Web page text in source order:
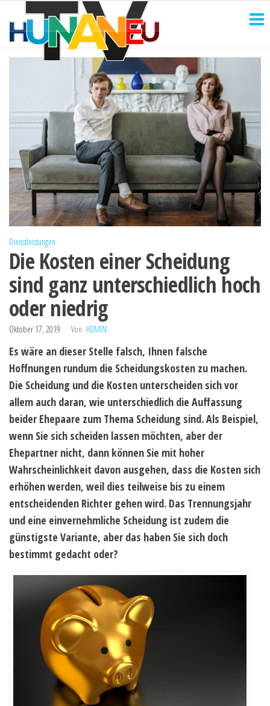
Inhalt
springen
Dienstleistungen
Die Kosten einer Scheidung
sind ganz unterschiedlich hoch
oder niedrig
Oktober 17, 2019 Von ADMIN
Es wäre an dieser Stelle falsch, Ihnen falsche
Hoffnungen rundum die Scheidungskosten zu machen.
Die Scheidung und die Kosten unterscheiden sich vor
allem auch daran, wie unterschiedlich die Auffassung
beider Ehepaare zum Thema Scheidung sind. Als Beispiel,
wenn Sie sich scheiden lassen möchten, aber der
Ehepartner nicht, dann können Sie mit hoher
Wahrscheinlichkeit davon ausgehen, dass die Kosten sich
erhöhen werden, weil dies teilweise bis zu einem
entscheidenden Richter gehen wird. Das Trennungsjahr
und eine einvernehmliche Scheidung ist zudem die
günstigste Variante, aber das haben Sie sich doch
bestimmt gedacht oder?